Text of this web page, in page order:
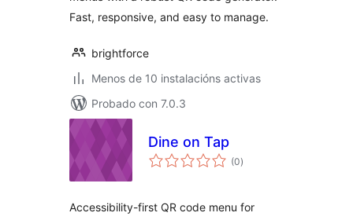
Fast, responsive, and easy to manage.
brightforce
Menos de 10 instalacións activas
Probado con 7.0.3
Dine on Tap
(0valoracións
totais
)
Accessibility-first QR code menu for